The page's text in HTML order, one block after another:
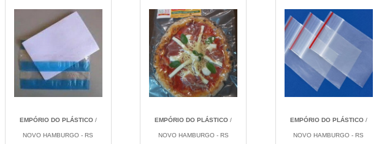
EMPÓRIO DO PLÁSTICO/
NOVO HAMBURGO - RS
EMPÓRIO DO PLÁSTICO /
NOVO HAMBURGO - RS
EMPÓRIO DO PLÁSTICO/
NOVO HAMBURGO - RS